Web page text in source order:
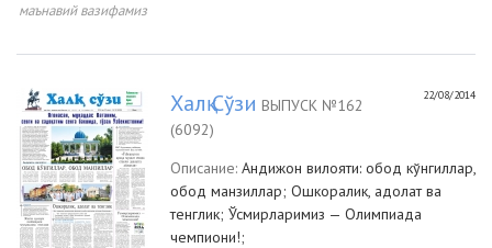
маънавий вазифамиз
22/08/2014
Халқ Сўзи ВЫПУСК №162
(6092)
Описание: Андижон вилояти: обод кўнгиллар,
обод манзиллар; Ошкоралик, адолат ва
тенглик; Ўсмирларимиз — Олимпиада
чемпиони!;